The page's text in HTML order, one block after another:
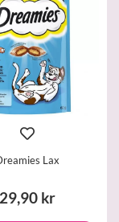
Lax
29,90 kr